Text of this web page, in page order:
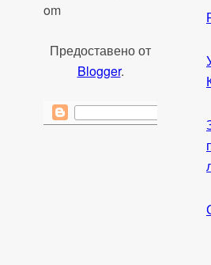
om
Предоставено от
Blogger.